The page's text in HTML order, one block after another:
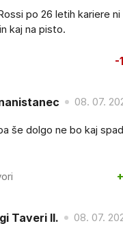
po 26 letih kariere ni
kaj na pisto.
-
08. 07.
še dolgo ne bo kaj
Taveri II. 08. 07.